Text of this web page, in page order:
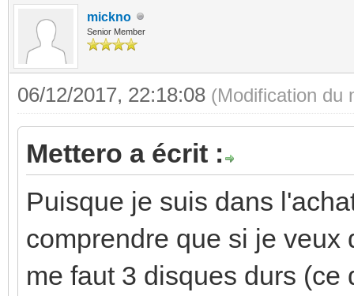
mickno
Senior Member
06/12/2017, 22:18:08 (Modification du
Mettero a écrit :
Puisque je suis dans
comprendre que si je veux
me faut 3 disques durs